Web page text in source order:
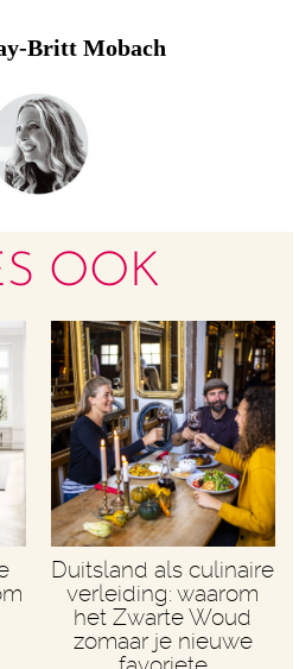
Britt Mobach
OOK
Duitsland als culinaire
verleiding: waarom
het Zwarte Woud
zomaar je nieuwe